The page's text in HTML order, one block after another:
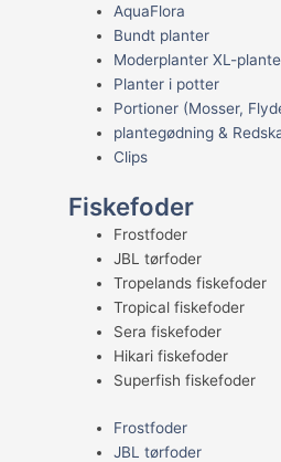
AquaFlora
Bundt planter
Moderplanter XL-
Planter i potter
Portioner (Mosser,
plantegødning &
Clips
Fiskefoder
Frostfoder
JBL tørfoder
Tropelands fiskefoder
Tropical fiskefoder
Sera fiskefoder
Hikari fiskefoder
Superfish fiskefoder
Frostfoder
JBL tørfoder